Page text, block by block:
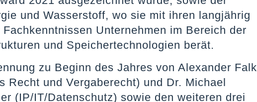
und Wasserstoff, wo sie mit ihren langjährig
Fachkenntnissen Unternehmen im Bereich der
und Speichertechnologien berät.
zu Beginn des Jahres von Alexander Falk
Recht und Vergaberecht) und Dr. Michael
(IP/IT/Datenschutz) sowie den weiteren drei